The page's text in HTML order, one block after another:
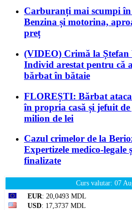
Carburanți mai scumpi în
Benzina și motorina,
preț
(VIDEO) Crimă la Ștefan
Individ arestat pentru că
bărbat în bătaie
FLOREȘTI: Bărbat
în propria casă și jefuit
milion de lei
Cazul crimelor de la
Expertizele medico-legale
finalizate
Curs valutar: 07
EUR: 20,0493 MDL
USD: 17,3737 MDL